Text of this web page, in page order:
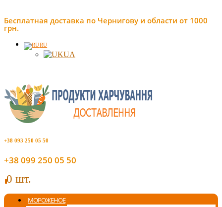
Бесплатная доставка по Чернигову и области от 1000
грн.
RU
UA
+38 093 250 05 50
+38 099 250 05 50
00 шт.
МОРОЖЕНОЕ